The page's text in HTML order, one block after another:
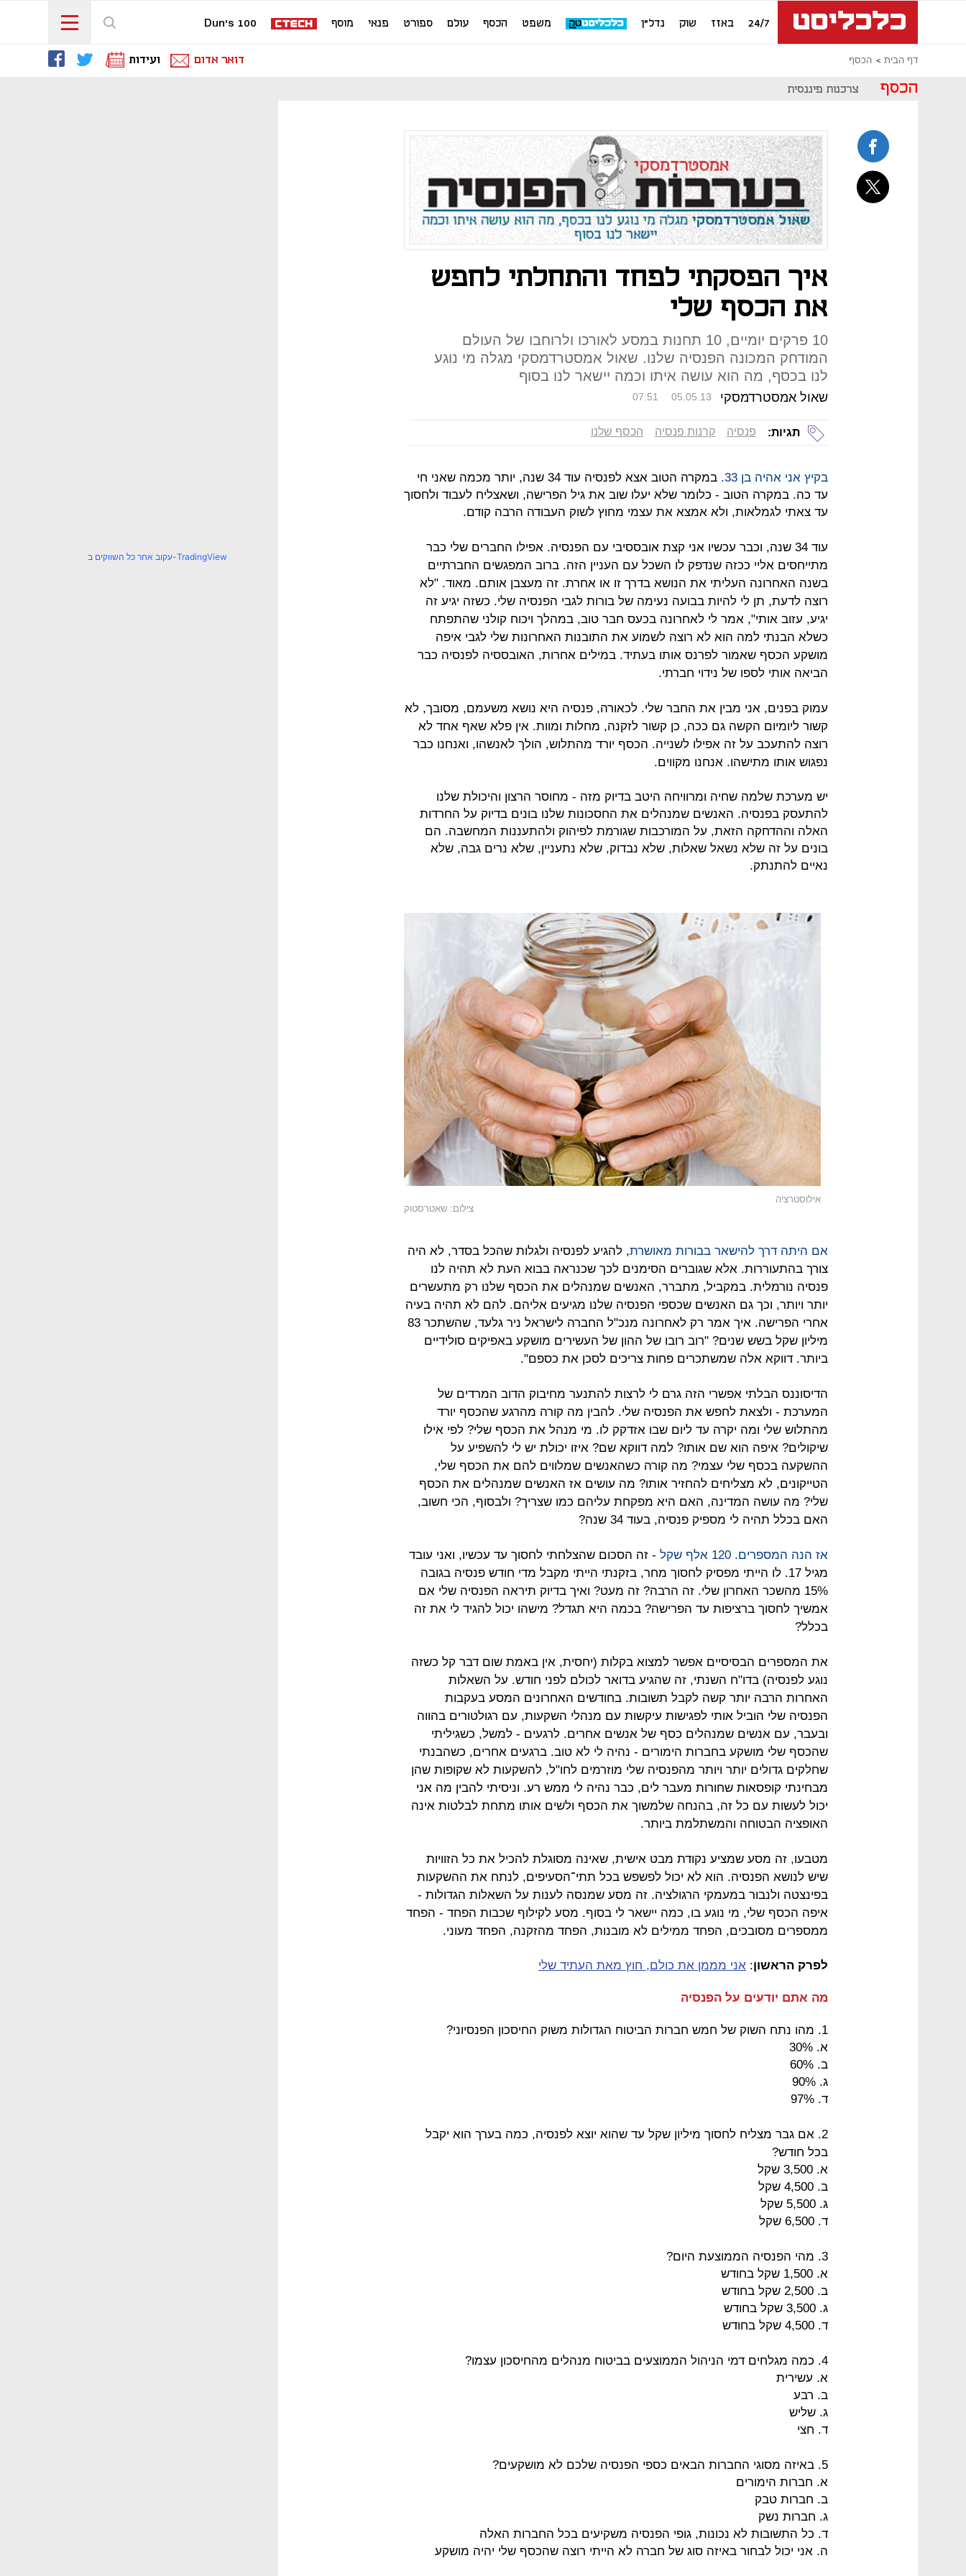
24/7 באזז שוק נדל"ן משפט הכסף עולם ספורט פנאי מוסף Dun's 100
דף הבית הכסף דואר אדום ועידות
הכסף צרכנות פיננסית
איך הפסקתי לפחד והתחלתי לחפש
את הכסף שלי
10 פרקים יומיים, 10 תחנות במסע לאורכו ולרוחבו של העולם
המודחק המכונה הפנסיה שלנו. שאול אמסטרדמסקי מגלה מי נוגע
לנו בכסף, מה הוא עושה איתו וכמה יישאר לנו בסוף
שאול אמסטרדמסקי 07:51 05.05.13
תגיות: פנסיה קרנות פנסיה הכסף שלנו
בקיץ אני אהיה בן 33.
במקרה הטוב אצא לפנסיה עוד 34 שנה, יותר מכמה שאני חי
עד כה. במקרה הטוב - כלומר שלא יעלו שוב את גיל הפרישה, ושאצליח לעבוד ולחסוך
עד צאתי לגמלאות, ולא אמצא את עצמי מחוץ לשוק העבודה הרבה קודם.
עוד 34 שנה, וכבר עכשיו אני קצת אובססיבי עם הפנסיה. אפילו החברים שלי כבר
מתייחסים אליי ככזה שנדפק לו השכל עם העניין הזה. ברוב המפגשים החברתיים
בשנה האחרונה העליתי את הנושא בדרך זו או אחרת. זה מעצבן אותם. מאוד. "לא
רוצה לדעת, תן לי להיות בבועה נעימה של בורות לגבי הפנסיה שלי. כשזה יגיע זה
יגיע, עזוב אותי", אמר לי לאחרונה בכעס חבר טוב, במהלך ויכוח קולני שהתפתח
כשלא הבנתי למה הוא לא רוצה לשמוע את התובנות האחרונות שלי לגבי איפה
מושקע הכסף שאמור לפרנס אותו בעתיד. במילים אחרות, האובססיה לפנסיה כבר
הביאה אותי לספו של נידוי חברתי.
עמוק בפנים, אני מבין את החבר שלי. לכאורה, פנסיה היא נושא משעמם, מסובך, לא
קשור ליומיום הקשה גם ככה, כן קשור לזקנה, מחלות ומוות. אין פלא שאף אחד לא
רוצה להתעכב על זה אפילו לשנייה. הכסף יורד מהתלוש, הולך לאנשהו, ואנחנו כבר
נפגוש אותו מתישהו. אנחנו מקווים.
יש מערכת שלמה שחיה ומרוויחה היטב בדיוק מזה - מחוסר הרצון והיכולת שלנו
להתעסק בפנסיה. האנשים שמנהלים את החסכונות שלנו בונים בדיוק על החרדות
האלה וההדחקה הזאת, על המורכבות שגורמת לפיהוק ולהתעננות המחשבה. הם
בונים על זה שלא נשאל שאלות, שלא נבדוק, שלא נתעניין, שלא נרים גבה, שלא
נאיים להתנתק.
אילוסטרציה
צילום: שאטרסטוק
אם היתה דרך להישאר בבורות מאושרת, להגיע לפנסיה ולגלות שהכל בסדר, לא היה
צורך בהתעוררות. אלא שגוברים הסימנים לכך שכנראה בבוא העת לא תהיה לנו
פנסיה נורמלית. במקביל, מתברר, האנשים שמנהלים את הכסף שלנו רק מתעשרים
יותר ויותר, וכך גם האנשים שכספי הפנסיה שלנו מגיעים אליהם. להם לא תהיה בעיה
אחרי הפרישה. איך אמר רק לאחרונה מנכ"ל החברה לישראל ניר גלעד, שהשתכר 83
מיליון שקל בשש שנים? "רוב רובו של ההון של העשירים מושקע באפיקים סולידיים
ביותר. דווקא אלה שמשתכרים פחות צריכים לסכן את כספם".
הדיסוננס הבלתי אפשרי הזה גרם לי לרצות להתנער מחיבוק הדוב המרדים של
המערכת - ולצאת לחפש את הפנסיה שלי. להבין מה קורה מהרגע שהכסף יורד
מהתלוש שלי ומה יקרה עד ליום שבו אזדקק לו. מי מנהל את הכסף שלי? לפי אילו
שיקולים? איפה הוא שם אותו? למה דווקא שם? איזו יכולת יש לי להשפיע על
ההשקעה בכסף שלי עצמי? מה קורה כשהאנשים שמלווים להם את הכסף שלי,
הטייקונים, לא מצליחים להחזיר אותו? מה עושים אז האנשים שמנהלים את הכסף
שלי? מה עושה המדינה, האם היא מפקחת עליהם כמו שצריך? ולבסוף, הכי חשוב,
האם בכלל תהיה לי מספיק פנסיה, בעוד 34 שנה?
אז הנה המספרים. 120 אלף שקל
- זה הסכום שהצלחתי לחסוך עד עכשיו, ואני עובד
מגיל 17. לו הייתי מפסיק לחסוך מחר, בזקנתי הייתי מקבל מדי חודש פנסיה בגובה
15% מהשכר האחרון שלי. זה הרבה? זה מעט? ואיך בדיוק תיראה הפנסיה שלי אם
אמשיך לחסוך ברציפות עד הפרישה? בכמה היא תגדל? מישהו יכול להגיד לי את זה
בכלל?
את המספרים הבסיסיים אפשר למצוא בקלות (יחסית, אין באמת שום דבר קל כשזה
נוגע לפנסיה) בדו"ח השנתי, זה שהגיע בדואר לכולם לפני חודש. על השאלות
האחרות הרבה יותר קשה לקבל תשובות. בחודשים האחרונים המסע בעקבות
הפנסיה שלי הוביל אותי לפגישות עיקשות עם מנהלי השקעות, עם רגולטורים בהווה
ובעבר, עם אנשים שמנהלים כסף של אנשים אחרים. לרגעים - למשל, כשגיליתי
שהכסף שלי מושקע בחברות הימורים - נהיה לי לא טוב. ברגעים אחרים, כשהבנתי
שחלקים גדולים יותר ויותר מהפנסיה שלי מוזרמים לחו"ל, להשקעות לא שקופות שהן
מבחינתי קופסאות שחורות מעבר לים, כבר נהיה לי ממש רע. וניסיתי להבין מה אני
יכול לעשות עם כל זה, בהנחה שלמשוך את הכסף ולשים אותו מתחת לבלטות אינה
האופציה הבטוחה והמשתלמת ביותר.
מטבעו, זה מסע שמציע נקודת מבט אישית, שאינה מסוגלת להכיל את כל הזוויות
שיש לנושא הפנסיה. הוא לא יכול לפשפש בכל תתי־הסעיפים, לנתח את ההשקעות
בפינצטה ולנבור במעמקי הרגולציה. זה מסע שמנסה לענות על השאלות הגדולות -
איפה הכסף שלי, מי נוגע בו, כמה יישאר לי בסוף. מסע לקילוף שכבות הפחד - הפחד
ממספרים מסובכים, הפחד ממילים לא מובנות, הפחד מהזקנה, הפחד מעוני.
לפרק הראשון: אני מממן את כולם, חוץ מאת העתיד שלי
מה אתם יודעים על הפנסיה
1. מהו נתח השוק של חמש חברות הביטוח הגדולות משוק החיסכון הפנסיוני?
א. 30%
ב. 60%
ג. 90%
ד. 97%
2. אם גבר מצליח לחסוך מיליון שקל עד שהוא יוצא לפנסיה, כמה בערך הוא יקבל
בכל חודש?
א. 3,500 שקל
ב. 4,500 שקל
ג. 5,500 שקל
ד. 6,500 שקל
3. מהי הפנסיה הממוצעת היום?
א. 1,500 שקל בחודש
ב. 2,500 שקל בחודש
ג. 3,500 שקל בחודש
ד. 4,500 שקל בחודש
4. כמה מגלחים דמי הניהול הממוצעים בביטוח מנהלים מהחיסכון עצמו?
א. עשירית
ב. רבע
ג. שליש
ד. חצי
5. באיזה מסוגי החברות הבאים כספי הפנסיה שלכם לא מושקעים?
א. חברות הימורים
ב. חברות טבק
ג. חברות נשק
ד. כל התשובות לא נכונות, גופי הפנסיה משקיעים בכל החברות האלה
ה. אני יכול לבחור באיזה סוג של חברה לא הייתי רוצה שהכסף שלי יהיה מושקע
עקוב אחר כל השווקים ב-TradingView